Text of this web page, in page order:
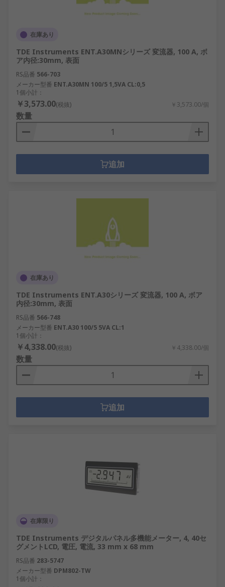
在庫あり
TDE Instruments ENT.A30MNシリーズ 変流器, 100 A, ボ
ア内径:30mm, 表面
RS品番 566-703
メーカー型番 ENT.A30MN 100/5 1,5VA CL:0,5
1個小計：
￥3,573.00(税抜) ￥3,573.00/個
数量
追加
在庫あり
TDE Instruments ENT.A30シリーズ 変流器, 100 A, ボア
内径:30mm, 表面
RS品番 566-748
メーカー型番 ENT.A30 100/5 5VA CL:1
1個小計：
￥4,338.00(税抜) ￥4,338.00/個
数量
追加
在庫限り
TDE Instruments デジタルパネル多機能メーター, 4, 40セ
グメントLCD, 電圧, 電流, 33 mm x 68 mm
RS品番 283-5747
メーカー型番 DPM802-TW
1個小計：